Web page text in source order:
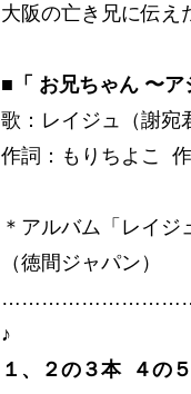
大阪の亡き兄に伝え
■「 お兄ちゃん 〜ア
歌：レイジュ（謝宛
作詞：もりちよこ
＊アルバム「レイ
（徳間ジャパン）
♪
１、２の３本 ４の